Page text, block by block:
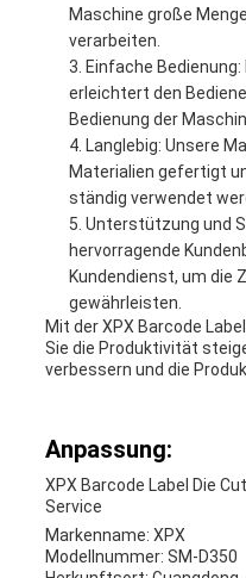
Maschine große
verarbeiten.
Einfache
erleichtert den
Bedienung der
Langlebig: Unsere
Materialien gefertigt
ständig verwendet
Unterstützung und
hervorragende
Kundendienst, um die
gewährleisten.
Mit der XPX Barcode
Sie die Produktivität
verbessern und die
Anpassung:
XPX Barcode Label Die
Service
Markenname: XPX
Modellnummer: SM-D350